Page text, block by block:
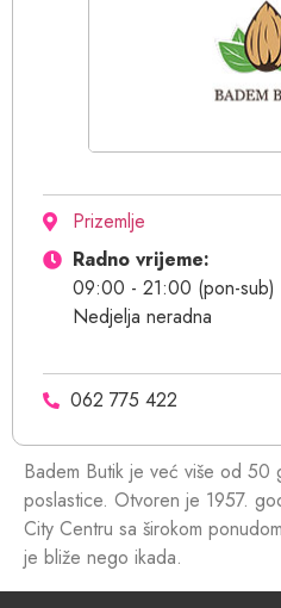
Prizemlje
Radno vrijeme:
09:00 - 21:00 (pon-sub)
Nedjelja neradna
062 775 422
Badem Butik je već više od 50
poslastice. Otvoren je 1957.
City Centru sa širokom
je bliže nego ikada.